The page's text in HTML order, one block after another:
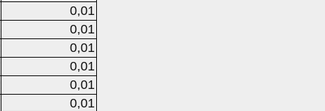
0,01
0,01
0,01
0,01
0,01
0,01